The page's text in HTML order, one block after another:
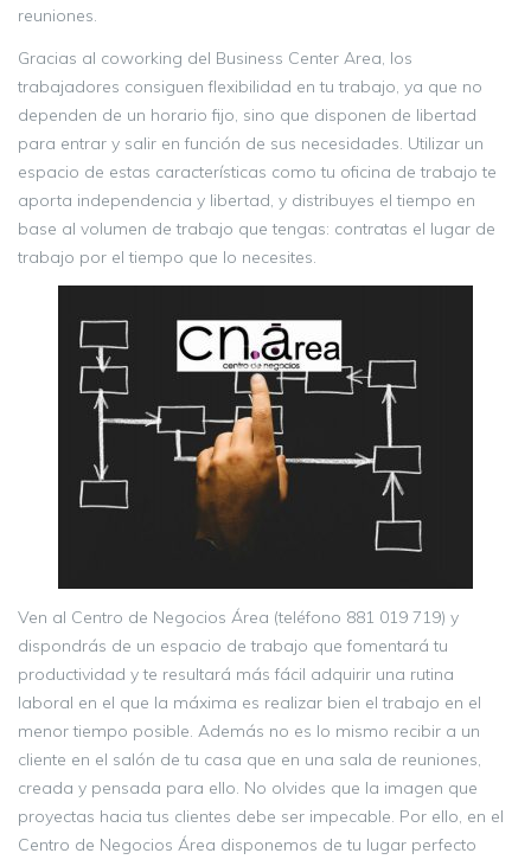
reuniones.
Gracias al coworking del Business Center Area, los
trabajadores consiguen flexibilidad en tu trabajo, ya que no
dependen de un horario fijo, sino que disponen de libertad
para entrar y salir en función de sus necesidades. Utilizar un
espacio de estas características como tu oficina de trabajo te
aporta independencia y libertad, y distribuyes el tiempo en
base al volumen de trabajo que tengas: contratas el lugar de
trabajo por el tiempo que lo necesites.
Ven al Centro de Negocios Área (teléfono 881 019 719) y
dispondrás de un espacio de trabajo que fomentará tu
productividad y te resultará más fácil adquirir una rutina
laboral en el que la máxima es realizar bien el trabajo en el
menor tiempo posible. Además no es lo mismo recibir a un
cliente en el salón de tu casa que en una sala de reuniones,
creada y pensada para ello. No olvides que la imagen que
proyectas hacia tus clientes debe ser impecable. Por ello, en el
Centro de Negocios Área disponemos de tu lugar perfecto